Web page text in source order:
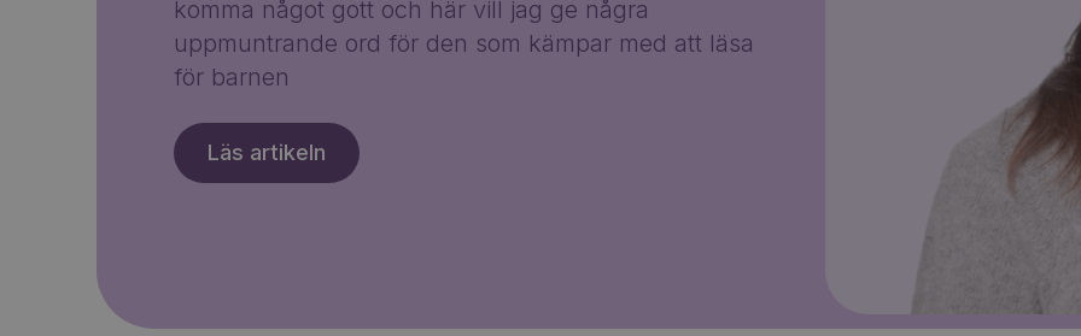
komma något gott och här vill jag ge några
uppmuntrande ord för den som kämpar med att läsa
för barnen
Läs artikeln